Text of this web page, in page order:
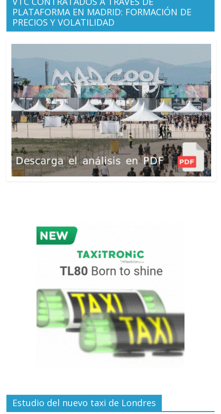
PLATAFORMA EN MADRID: FORMACIÓN DE
PRECIOS Y VOLATILIDAD
Estudio del nuevo taxi de Londres